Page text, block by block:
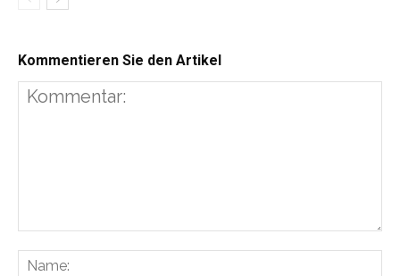
Kommentieren Sie den Artikel